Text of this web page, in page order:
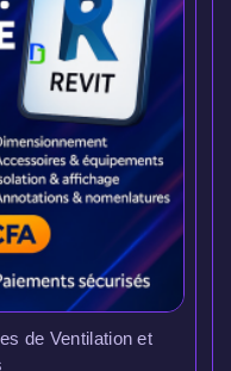
de Ventilation et